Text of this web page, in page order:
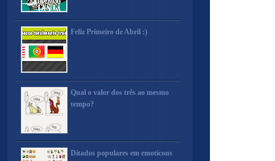
Feliz Primeiro de Abril :)
Qual o valor dos três ao mesmo
tempo?
Ditados populares em emoticons